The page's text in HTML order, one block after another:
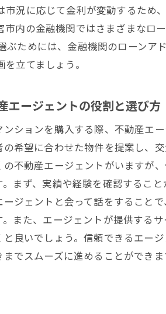
況に応じて金利が変動するため
内の金融機関ではさまざまなロ
ためには、金融機関のローンア
立てましょう。
エージェントの役割と選び方
ンションを購入する際、不動産エ
の希望に合わせた物件を提案し、
の不動産エージェントがいますが
。まず、実績や経験を確認するこ
ージェントと会って話をすること
。また、エージェントが提供する
と良いでしょう。信頼できるエー
までスムーズに進めることができま